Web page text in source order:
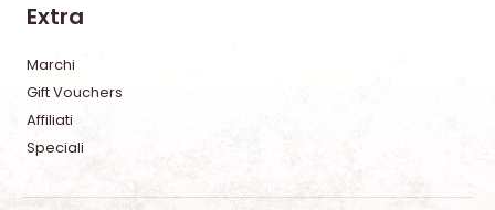
Extra
Marchi
Gift Vouchers
Affiliati
Speciali